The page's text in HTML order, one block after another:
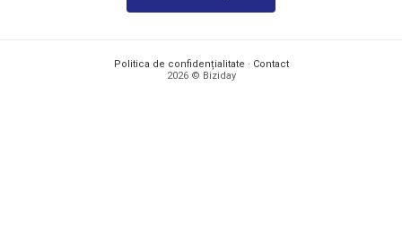
Politica de confidențialitate · Contact
2026 © Biziday